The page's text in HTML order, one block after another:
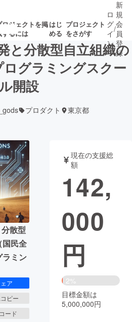
ロジェクトを掲
するには
はじ
める
プロジェクト
をさがす
新着プロ募集終了が近いプ
ガジェット
書籍・雑誌
チャレンジ
域活性化
Good CAMPFIRE Creation
納税
コミュニティ
ロ
グ
イ
ン
/
新
規
会
員
登
録
と分散型自立組織の
グラミングスクー
開設
プロダクト 東京都
散型
国民全
ラミン
ア
ピー
ード
現在の支援総
額
142,
000
円
2%
目標金額は
5,000,000円